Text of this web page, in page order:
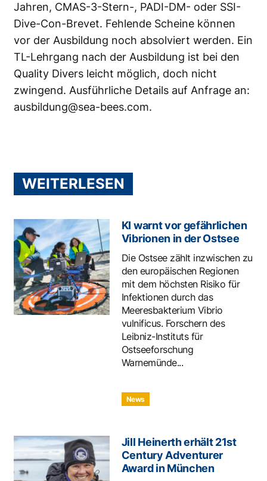
Jahren, CMAS-3-Stern-, PADI-DM- oder SSI-
Dive-Con-Brevet. Fehlende Scheine können
vor der Ausbildung noch absolviert werden. Ein
TL-Lehrgang nach der Ausbildung ist bei den
Quality Divers leicht möglich, doch nicht
zwingend. Ausführliche Details auf Anfrage an:
ausbildung@sea-bees.com.
WEITERLESEN
KI warnt vor gefährlichen
Vibrionen in der Ostsee
Die Ostsee zählt inzwischen zu
den europäischen Regionen
mit dem höchsten Risiko für
Infektionen durch das
Meeresbakterium Vibrio
vulnificus. Forschern des
Leibniz-Instituts für
Ostseeforschung
Warnemünde...
News
Jill Heinerth erhält 21st
Century Adventurer
Award in München